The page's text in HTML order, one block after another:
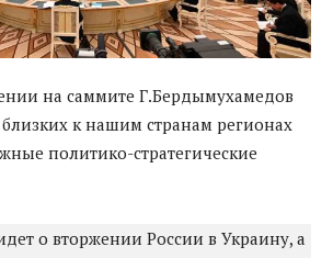
на саммите Г.Бердымухамедов
близких к нашим странам регионах
политико-стратегические
о вторжении России в Украину, а